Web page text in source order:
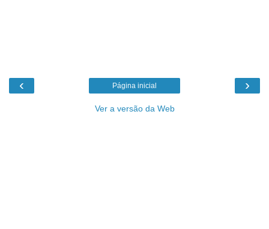
‹ ›
Página inicial
Ver a versão da Web